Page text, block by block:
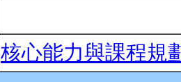
核心能力與課程規